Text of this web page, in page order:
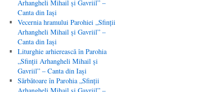
Arhangheli Mihail şi Gavriil” –
Canta din Iaşi
Vecernia hramului Parohiei „Sfinţii
Arhangheli Mihail şi Gavriil” –
Canta din Iaşi
Liturghie arhierească în Parohia
„Sfinţii Arhangheli Mihail şi
Gavriil” – Canta din Iaşi
Sărbătoare în Parohia „Sfinţii